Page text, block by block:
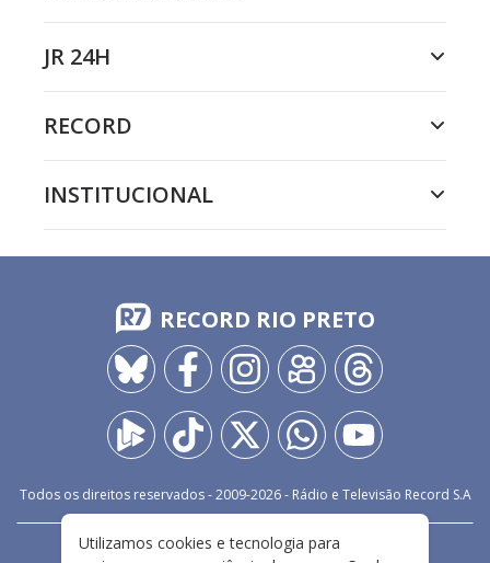
JR 24H
RECORD
INSTITUCIONAL
RECORD RIO PRETO
Todos os direitos reservados - 2009-2026- Rádio e Televisão Record S.A
FALE CONOSCO PRIVACIDADE
Utilizamos cookies e tecnologia para